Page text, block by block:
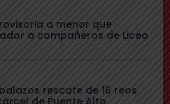
a menor que
a compañeros de Liceo
rescate de 16 reos